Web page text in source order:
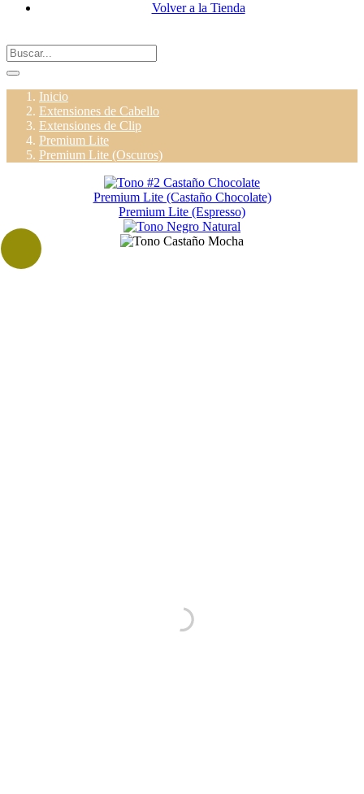
Volver a la Tienda
Inicio
Extensiones de Cabello
Extensiones de Clip
Premium Lite
Premium Lite (Oscuros)
Premium Lite (Castaño Chocolate)
Premium Lite (Espresso)